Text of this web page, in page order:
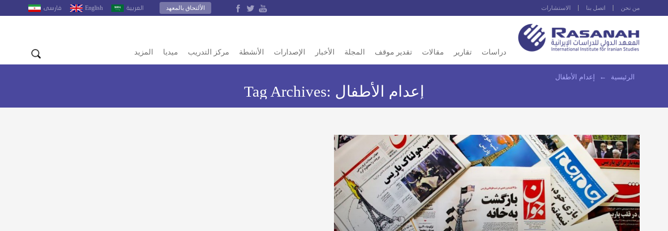
من نحن اتصل بنا الاستشارات العربية English فارسى الألتحاق بالمعهد
دراسات تقارير مقالات تقدير موقف المجلة الأخبار الإصدارات الأنشطة مركز التدريب ميديا المزيد
الرئيسية ← إعدام الأطفال
Tag Archives: إعدام الأطفال